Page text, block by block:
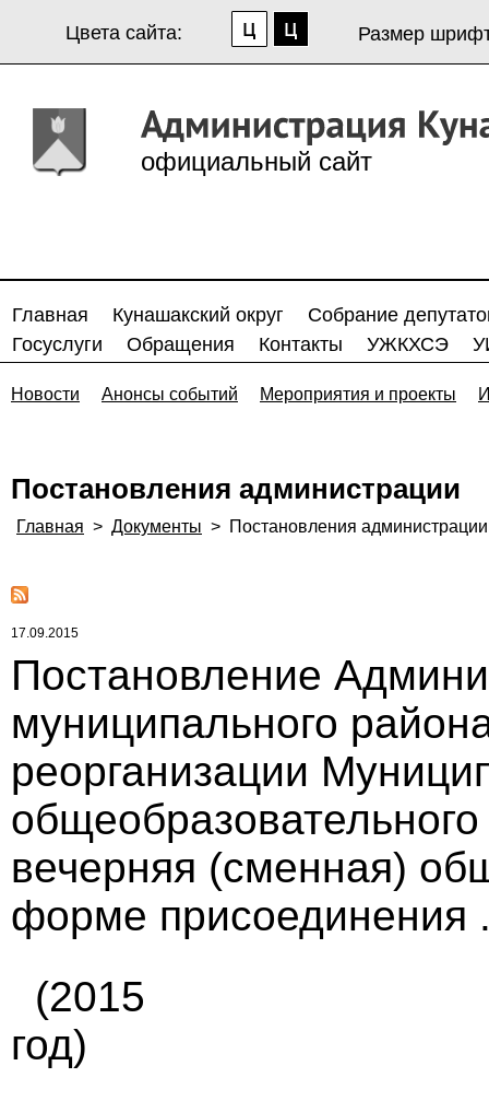
Цвета сайта: Размер
официальный сайт
Главная Кунашакский округ
Собрание
Госуслуги
Обращения Контакты УЖКХСЭ
Новости Анонсы событий Мероприятия и проекты
Постановления администрации
Главная > Документы > Постановления администрации
17.09.2015
Постановление
муниципального
реорганизации
вечерняя (сменная)
форме присоединения
(2015
год)